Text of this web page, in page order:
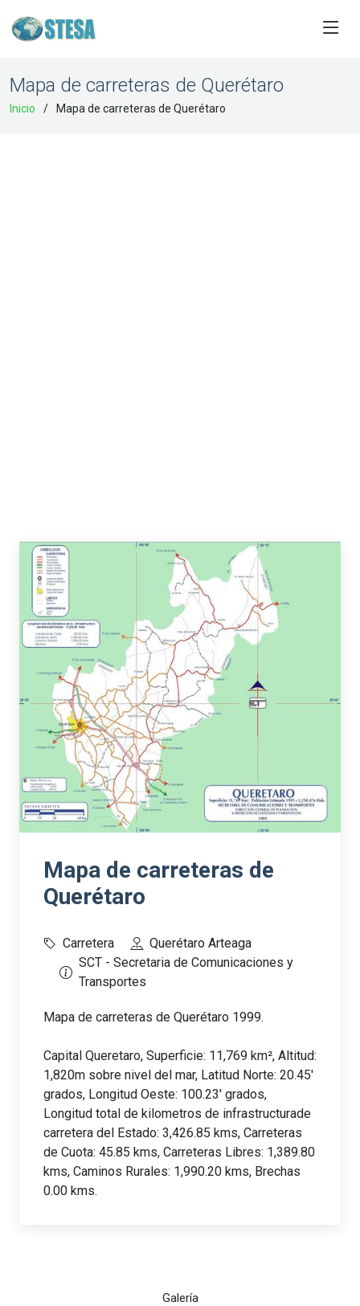
Mapa de carreteras de Querétaro
Inicio Mapa de carreteras de Querétaro
Mapa de carreteras de
Querétaro
Carretera
Querétaro Arteaga
SCT - Secretaria de Comunicaciones y
Transportes
Mapa de carreteras de Querétaro 1999.
Capital Queretaro, Superficie: 11,769 km², Altitud:
1,820m sobre nivel del mar, Latitud Norte: 20.45'
grados, Longitud Oeste: 100.23' grados,
Longitud total de kilometros de infrastructurade
carretera del Estado: 3,426.85 kms, Carreteras
de Cuota: 45.85 kms, Carreteras Libres: 1,389.80
kms, Caminos Rurales: 1,990.20 kms, Brechas
0.00 kms.
Galería